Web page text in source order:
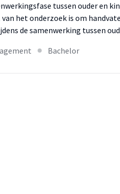
tussen ouder en
het onderzoek is om
de samenwerking tussen
Bachelor